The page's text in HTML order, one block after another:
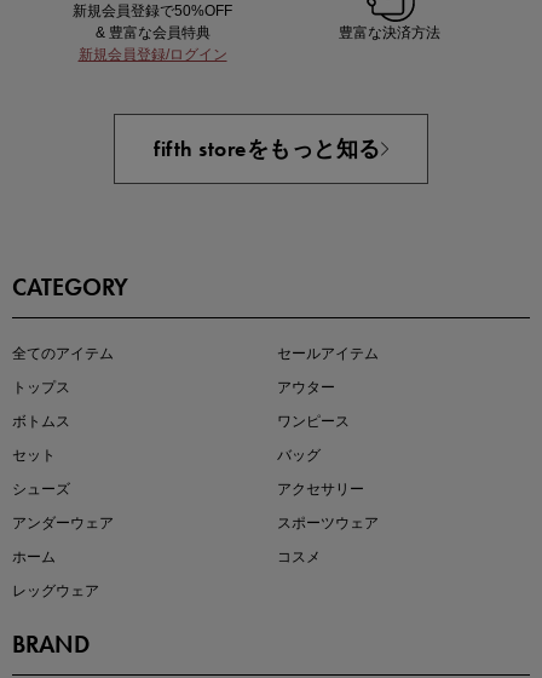
即戦力アイテム続々対象
新規会員登録で50%OFF
& 豊富な会員特典
新規会員登録/ログイン
豊富な決済方法
fifth storeをもっと知る
CATEGORY
全てのアイテム
セールアイテム
トップス
アウター
ボトムス
ワンピース
セット
バッグ
シューズ
アクセサリー
アンダーウェア
スポーツウェア
ホーム
コスメ
レッグウェア
BRAND